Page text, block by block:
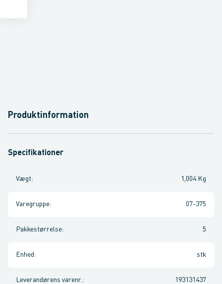
Produktinformation
Specifikationer
Vægt: 1,004 Kg
Varegruppe: 07-375
Pakkestørrelse: 5
Enhed : stk
Leverandørens varenr. : 193131437